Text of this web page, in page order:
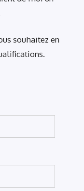
souhaitez en